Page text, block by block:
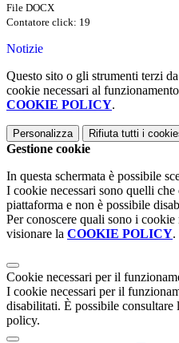
File DOCX
Contatore click: 19
Notizie
Questo sito o gli strumenti terzi
cookie necessari al
COOKIE POLICY.
Personalizza Rifiuta tutti i
Gestione cookie
In questa schermata è possibile
I cookie necessari sono quelli
piattaforma e non è possibile
Per conoscere quali sono i
visionare la COOKIE POLICY.
Cookie necessari per il
I cookie necessari per il
disabilitati. È possibile
policy.